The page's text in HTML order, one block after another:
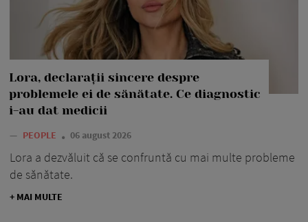
Lora, declarații sincere despre
problemele ei de sănătate. Ce diagnostic
i-au dat medicii
— PEOPLE 06 august 2026
Lora a dezvăluit că se confruntă cu mai multe probleme
de sănătate.
+ MAI MULTE